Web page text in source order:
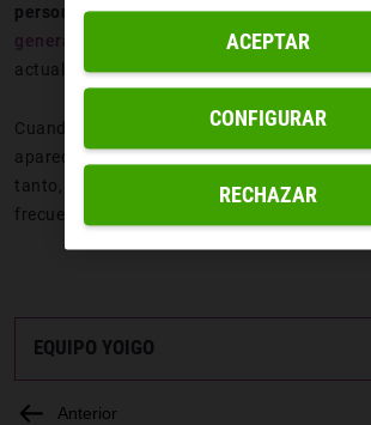
personas que están en el grupo de edad
generación Z
, no se trata de una expresión
actual.
Cuando se habla de la expresiónahre y de
aparece el año 2007 y la tribu urbana
tanto, es una palabra muy asentada y que se
frecuencia en países sudamericanos.
EQUIPO YOIGO
Anterior
RECHAZAR
ACEPTAR
CONFIGURAR